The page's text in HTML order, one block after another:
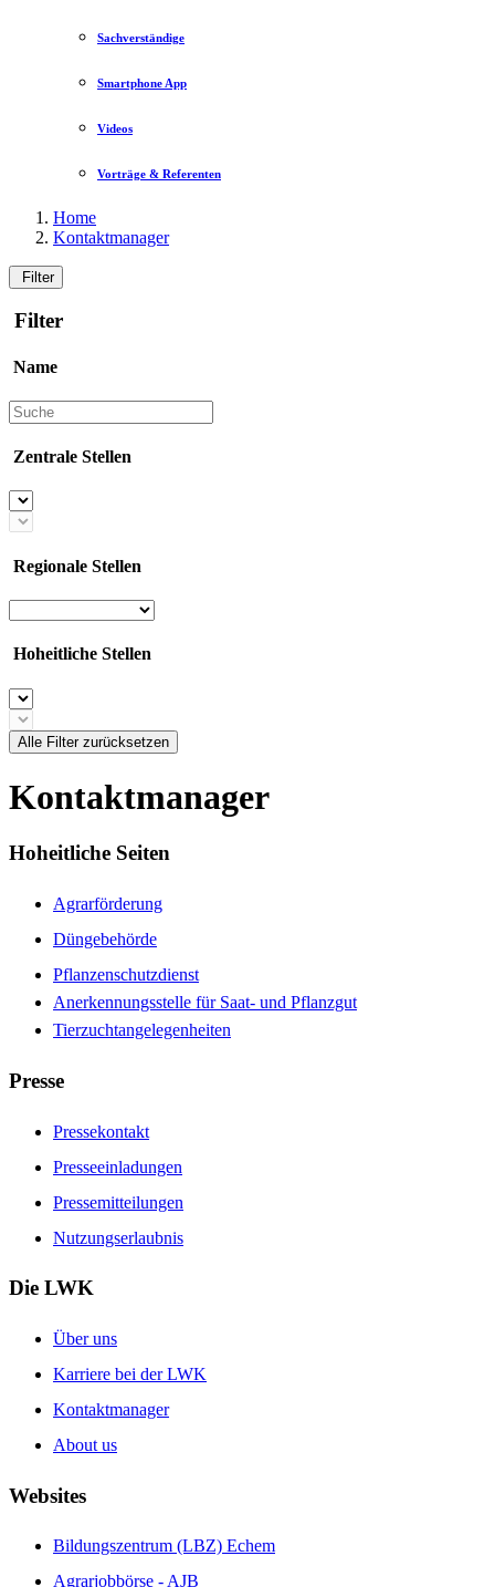
Sachverständige
Smartphone App
Videos
Vorträge & Referenten
Home
Kontaktmanager
Filter
Filter
Name
Zentrale Stellen
Regionale Stellen
Hoheitliche Stellen
Alle Filter zurücksetzen
Kontaktmanager
Hoheitliche Seiten
Agrarförderung
Düngebehörde
Pflanzenschutzdienst
Anerkennungsstelle für Saat- und Pflanzgut
Tierzuchtangelegenheiten
Presse
Pressekontakt
Presseeinladungen
Pressemitteilungen
Nutzungserlaubnis
Die LWK
Über uns
Karriere bei der LWK
Kontaktmanager
About us
Websites
Bildungszentrum (LBZ) Echem
Agrarjobbörse - AJB